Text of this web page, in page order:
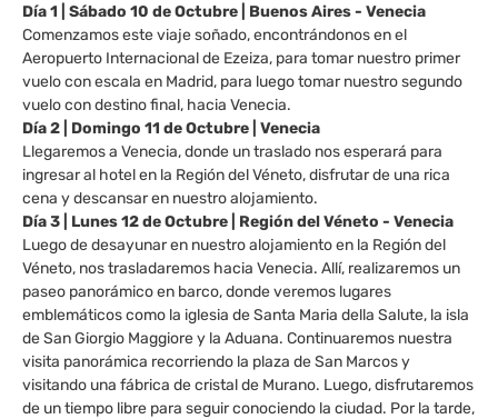
Día 1 | Sábado 10 de Octubre | Buenos Aires - Venecia
Comenzamos este viaje soñado, encontrándonos en el
Aeropuerto Internacional de Ezeiza, para tomar nuestro primer
vuelo con escala en Madrid, para luego tomar nuestro segundo
vuelo con destino final, hacia Venecia.
Día 2 | Domingo 11 de Octubre | Venecia
Llegaremos a Venecia, donde un traslado nos esperará para
ingresar al hotel en la Región del Véneto, disfrutar de una rica
cena y descansar en nuestro alojamiento.
Día 3 | Lunes 12 de Octubre | Región del Véneto - Venecia
Luego de desayunar en nuestro alojamiento en la Región del
Véneto, nos trasladaremos hacia Venecia. Allí, realizaremos un
paseo panorámico en barco, donde veremos lugares
emblemáticos como la iglesia de Santa Maria della Salute, la isla
de San Giorgio Maggiore y la Aduana. Continuaremos nuestra
visita panorámica recorriendo la plaza de San Marcos y
visitando una fábrica de cristal de Murano. Luego, disfrutaremos
de un tiempo libre para seguir conociendo la ciudad. Por la tarde,